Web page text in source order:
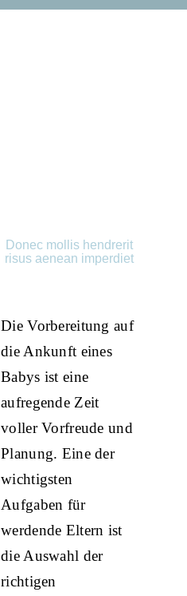
Donec mollis hendrerit
risus aenean imperdiet
Die Vorbereitung auf
die Ankunft eines
Babys ist eine
aufregende Zeit
voller Vorfreude und
Planung. Eine der
wichtigsten
Aufgaben für
werdende Eltern ist
die Auswahl der
richtigen